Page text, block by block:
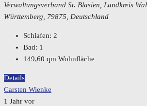
Verwaltungsverband St. Blasien, Landkreis
Württemberg, 79875, Deutschland
Schlafen: 2
Bad: 1
149,60 qm Wohnfläche
Details
Carsten Wienke
1 Jahr vor